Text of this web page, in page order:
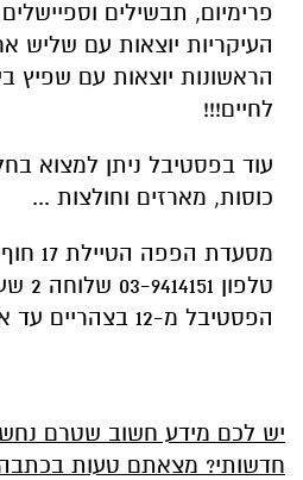
פרימיום, תבשילים
העיקריות יוצאות עם שליש
לחיים!!!
עוד בפסטיבל ניתן למצוא
כוסות, מארזים וחולצות ...
מסעדת
הפסטיבל מ-12 בצהריים עד אחרון הלקוחות
יש לכם מידע חשוב שטרם
חדשותי? מצאתם טעות